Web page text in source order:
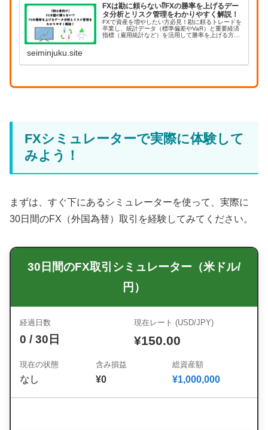
FXは勘に頼らない⁉︎FXの勝率を上げるデー
タ分析とリスク管理をわかりやすく解説！
FXで資産を増やしたい方必見！勘に頼るトレードを
卒業し、統計データ（標準偏差やVaR）と重要経済
指標（雇用統計など）を活用して勝率を上げる方法
seiminjuku.site
FXシミュレーターで実際に体験して
みよう！
まずは、すぐ下にあるシミュレーターを使って、実際に
30日間のFX（外国為替）取引を経験してみてください。
30日間のFX取引シミュレーター（米ドル/
円）
経過日数
0 / 30日
現在レート (USD/JPY)
¥150.00
現在の状態
なし
含み損益
¥0
総資産額
¥1,000,000